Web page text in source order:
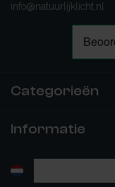
info@natuurlijklicht.nl
Categorieën
Informatie